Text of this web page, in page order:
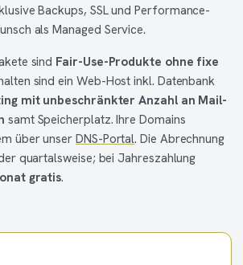
Backups, SSL und Performance-
als Managed Service.
sind Fair-Use-Produkte ohne fixe
sind ein Web-Host inkl. Datenbank
mit unbeschränkter Anzahl an Mail-
samt Speicherplatz. Ihre Domains
über unser DNS-Portal. Die Abrechnung
quartalsweise; bei Jahreszahlung
gratis.